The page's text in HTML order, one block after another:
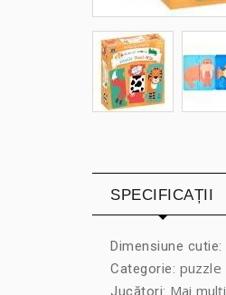
SPECIFICAȚII
Dimensiune cutie:
Categorie: puzzle
Jucători: Mai mulți